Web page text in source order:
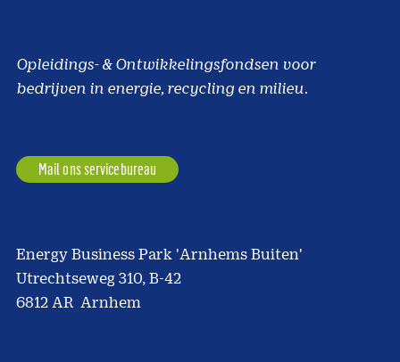
Opleidings- & Ontwikkelingsfondsen voor
bedrijven in energie, recycling en milieu.
Mail ons servicebureau
Energy Business Park 'Arnhems Buiten'
Utrechtseweg 310, B-42
6812 AR Arnhem